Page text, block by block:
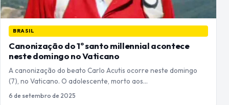
BRASIL
Canonização do 1º santo millennial acontece
neste domingo no Vaticano
A canonização do beato Carlo Acutis ocorre neste domingo
(7), no Vaticano. O adolescente, morto aos…
6 de setembro de 2025